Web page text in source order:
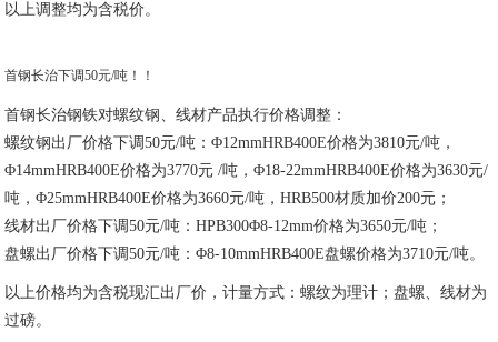
以上调整均为含税价。
首钢长治下调50元/吨！！
首钢长治钢铁对螺纹钢、线材产品执行价格调整：
螺纹钢出厂价格下调50元/吨：Φ12mmHRB400E价格为3810元/吨，
Φ14mmHRB400E价格为3770元 /吨，Φ18-22mmHRB400E价格为3630元/
吨，Φ25mmHRB400E价格为3660元/吨，HRB500材质加价200元；
线材出厂价格下调50元/吨：HPB300Φ8-12mm价格为3650元/吨；
盘螺出厂价格下调50元/吨：Φ8-10mmHRB400E盘螺价格为3710元/吨。
以上价格均为含税现汇出厂价，计量方式：螺纹为理计；盘螺、线材为
过磅。